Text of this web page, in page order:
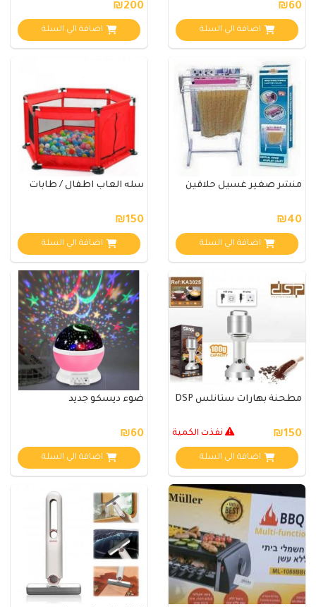
₪60
اضافة الي السلة
₪200
اضافة الي السلة
منشر صغير غسيل حلاقين
₪40
اضافة الي السلة
سله العاب اطفال / طابات
₪150
اضافة الي السلة
مطحنة بهارات ستانلس DSP
₪150 نفذت الكمية
اضافة الي السلة
ضوء ديسكو جديد
₪60
اضافة الي السلة